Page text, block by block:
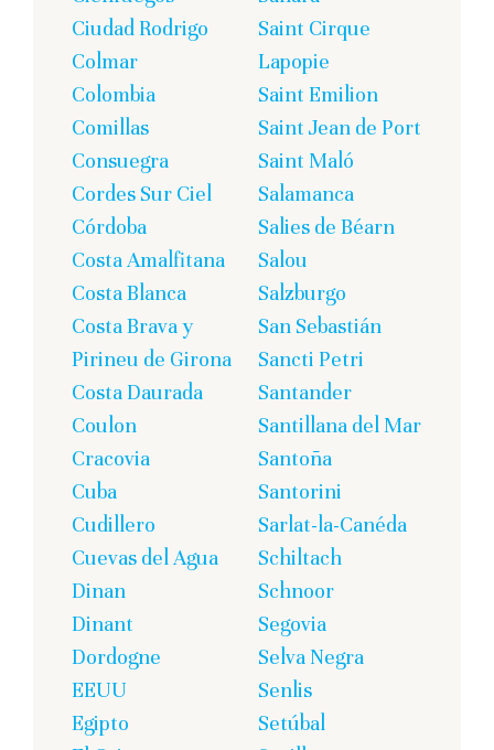
Ciudad Rodrigo
Colmar
Colombia
Comillas
Consuegra
Cordes Sur Ciel
Córdoba
Costa Amalfitana
Costa Blanca
Costa Brava y
Pirineu de Girona
Costa Daurada
Coulon
Cracovia
Cuba
Cudillero
Cuevas del Agua
Dinan
Dinant
Dordogne
EEUU
Egipto
Saint Cirque
Lapopie
Saint Emilion
Saint Jean de Port
Saint Maló
Salamanca
Salies de Béarn
Salou
Salzburgo
San Sebastián
Sancti Petri
Santander
Santillana del Mar
Santoña
Santorini
Sarlat-la-Canéda
Schiltach
Schnoor
Segovia
Selva Negra
Senlis
Setúbal